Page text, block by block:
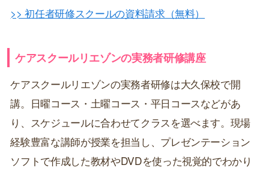
>> 初任者研修スクールの資料請求（無料）
ケアスクールリエゾンの実務者研修講座
ケアスクールリエゾンの実務者研修は大久保校で開
講。日曜コース・土曜コース・平日コースなどがあ
り、スケジュールに合わせてクラスを選べます。現場
経験豊富な講師が授業を担当し、プレゼンテーション
ソフトで作成した教材やDVDを使った視覚的でわかり